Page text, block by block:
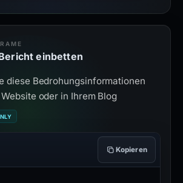
einbetten
diese Bedrohungsinformationen
oder in Ihrem Blog
Kopieren